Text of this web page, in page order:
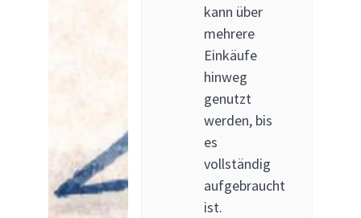
kann über
mehrere
Einkäufe
hinweg
genutzt
werden, bis
es
vollständig
aufgebraucht
ist.